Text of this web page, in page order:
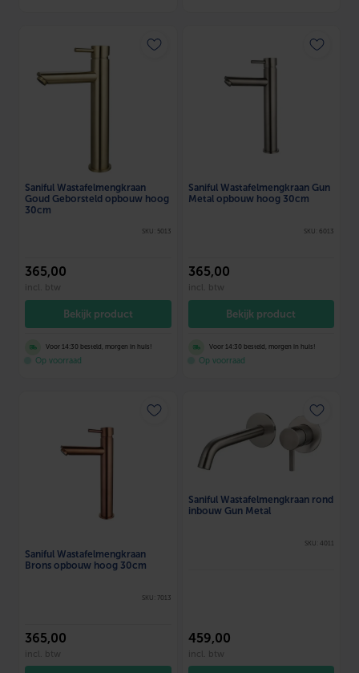
Saniful Wastafelmengkraan
Goud Geborsteld opbouw hoog
30cm
SKU: 5013
365,00
incl. btw
Bekijk product
Voor 14:30 besteld, morgen in huis!
Op voorraad
Saniful Wastafelmengkraan Gun
Metal opbouw hoog 30cm
SKU: 6013
365,00
incl. btw
Bekijk product
Voor 14:30 besteld, morgen in huis!
Op voorraad
Saniful Wastafelmengkraan
Brons opbouw hoog 30cm
SKU: 7013
365,00
incl. btw
Saniful Wastafelmengkraan rond
inbouw Gun Metal
SKU: 4011
459,00
incl. btw